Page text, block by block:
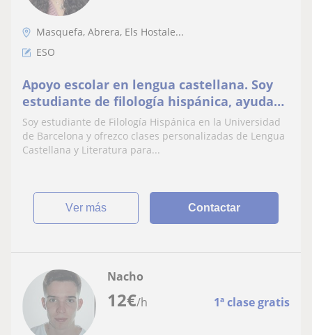
Masquefa, Abrera, Els Hostale...
ESO
Apoyo escolar en lengua castellana. Soy
estudiante de filología hispánica, ayuda
con ejercicios y métodos de estudio
Soy estudiante de Filología Hispánica en la Universidad
de Barcelona y ofrezco clases personalizadas de Lengua
Castellana y Literatura para...
ver más Contactar
12€/h 1ª clase gratis
Nacho